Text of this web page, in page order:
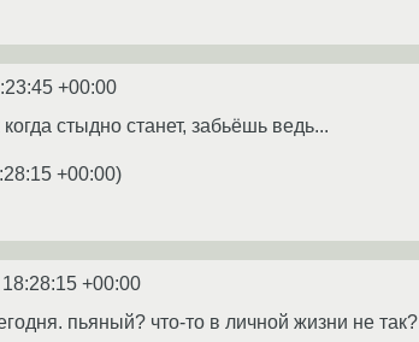
+00:00
стыдно станет, забьёшь ведь...
+00:00)
+00:00
пьяный? что-то в личной жизни не так?